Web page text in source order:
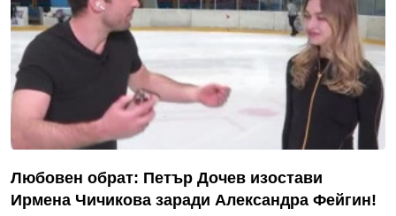
Любовен обрат: Петър Дочев изостави
Ирмена Чичикова заради Александра Фейгин!